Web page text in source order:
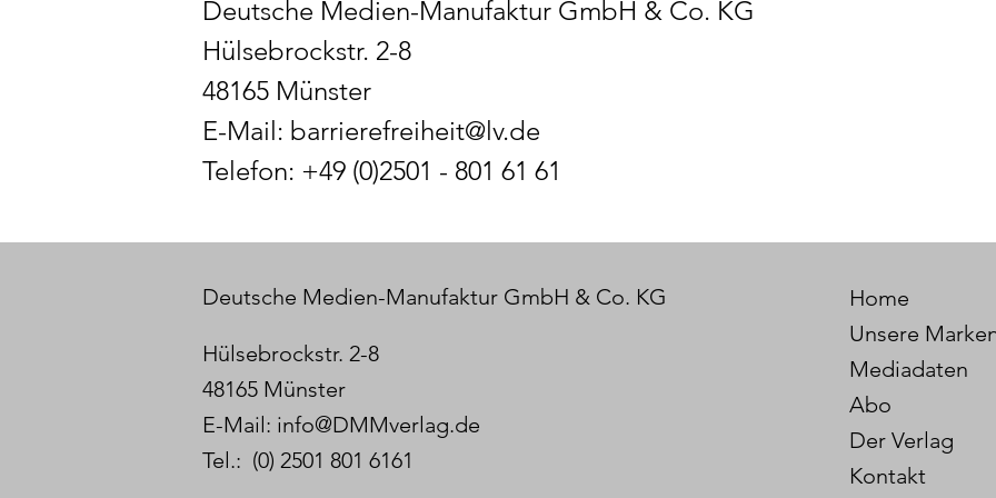
Deutsche Medien-Manufaktur GmbH & Co. KG
Hülsebrockstr. 2-8
48165 Münster
E-Mail: barrierefreiheit@lv.de
Telefon: +49 (0)2501 - 801 61 61
Deutsche Medien-Manufaktur GmbH & Co. KG
Hülsebrockstr. 2-8
48165 Münster
E-Mail: info@DMMverlag.de
Tel.: (0) 2501 801 6161
Home
Unsere
Mediadaten
Abo
Der Verlag
Kontakt